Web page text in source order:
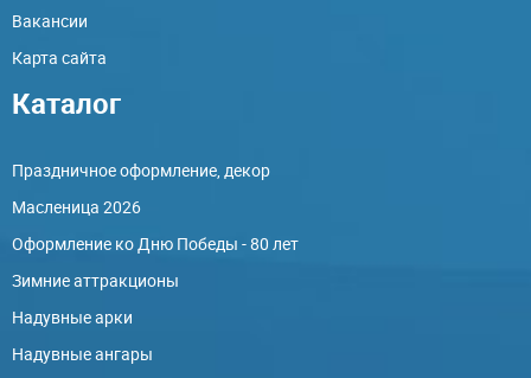
Вакансии
Карта сайта
Каталог
Праздничное оформление, декор
Масленица 2026
Оформление ко Дню Победы - 80 лет
Зимние аттракционы
Надувные арки
Надувные ангары